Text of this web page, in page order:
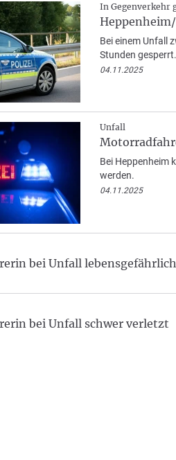
In Gegenverkehr
Bei einem Unfall
Stunden gesperrt.
04.11.2025
Unfall
Bei Heppenheim
werden.
04.11.2025
bei Unfall
bei Unfall schwer verletzt